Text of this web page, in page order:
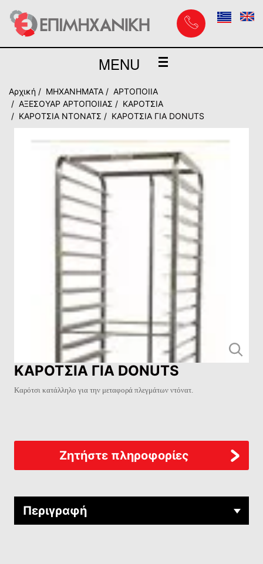
MENU
Αρχική MHXANHMATA
ΑΡΤΟΠΟΙΙΑ
ΑΞΕΣΟΥΑΡ ΑΡΤΟΠΟΙΙΑΣ
ΚΑΡΟΤΣΙΑ
ΚΑΡΟΤΣΙΑ ΝΤΟΝΑΤΣ
ΚΑΡΟΤΣΙΑ ΓΙΑ DONUTS
ZOOM
ΚΑΡΟΤΣΙΑ ΓΙΑ DONUTS
Καρότσι κατάλληλο για την μεταφορά πλεγμάτων ντόνατ.
Ζητήστε πληροφορίες
Περιγραφή